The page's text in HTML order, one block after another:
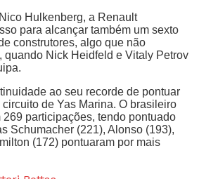
Hulkenberg, a Renault
para alcançar também um sexto
construtores, algo que não
quando Nick Heidfeld e Vitaly Petrov
ao seu recorde de pontuar
de Yas Marina. O brasileiro
participações, tendo pontuado
Schumacher (221), Alonso (193),
(172) pontuaram por mais